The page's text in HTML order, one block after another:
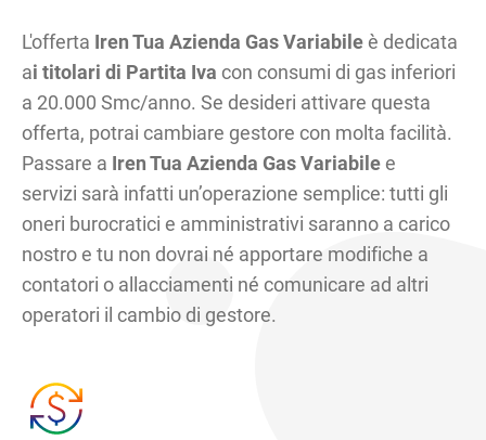
L'offerta Iren Tua Azienda Gas Variabileè dedicata
ai titolari di Partita Iva con consumi di gas inferiori
a 20.000 Smc/anno. Se desideri attivare questa
offerta, potrai cambiare gestore con molta facilità.
Passare a Iren Tua Azienda Gas Variabilee
servizi sarà infatti un’operazione semplice: tutti gli
oneri burocratici e amministrativi saranno a carico
nostro e tu non dovrai né apportare modifiche a
contatori o allacciamenti né comunicare ad altri
operatori il cambio di gestore.